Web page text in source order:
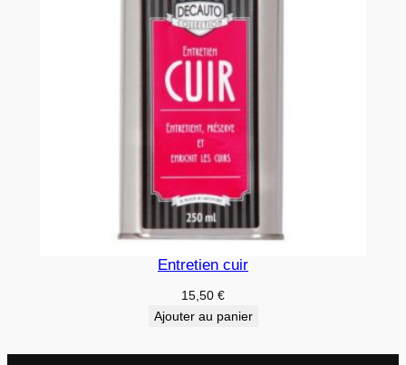
Entretien cuir
15,50 €
Ajouter au panier